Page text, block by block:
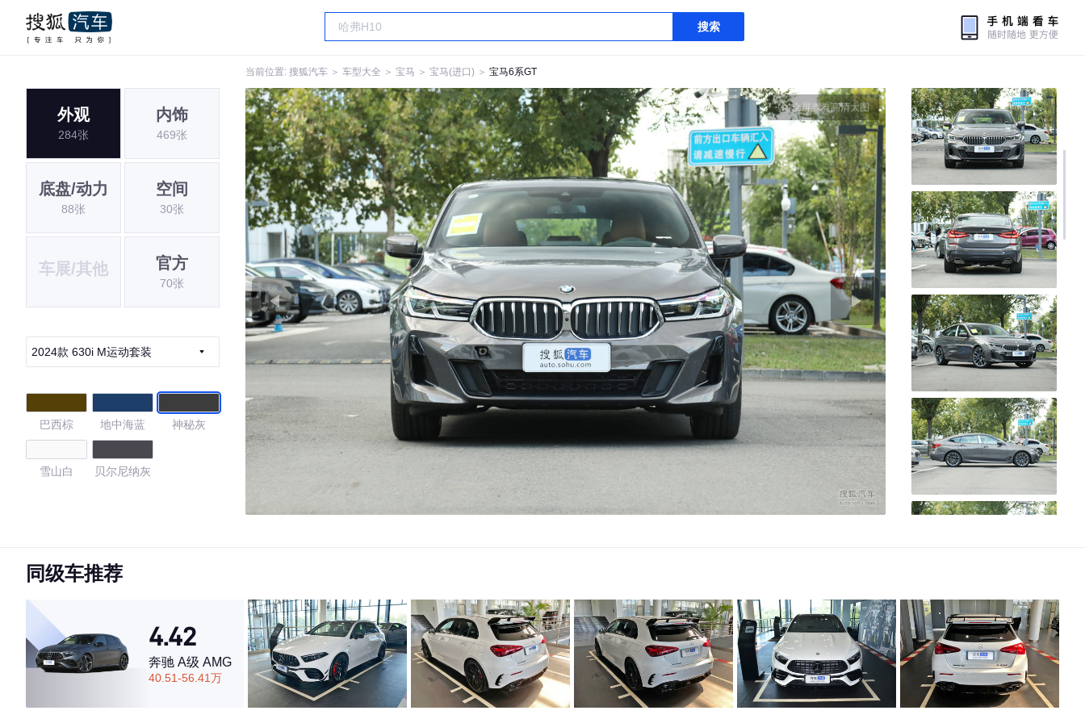
搜索
当前位置: 搜狐汽车 ＞ 车型大全 ＞ 宝马 ＞ 宝马(进口) ＞ 宝马6系GT
外观
284张
内饰
469张
底盘/动力
88张
空间
30张
车展/其他 官方
70张
2024款 630i M运动套装
巴西棕 地中海蓝 神秘灰
雪山白 贝尔尼纳灰
·内饰表现一般，低于77%同级车
·空间表现较为优秀，优于78%同级车
全屏查看高清大图
同级车推荐
4.42
奔驰 A级 AMG
40.51-56.41万